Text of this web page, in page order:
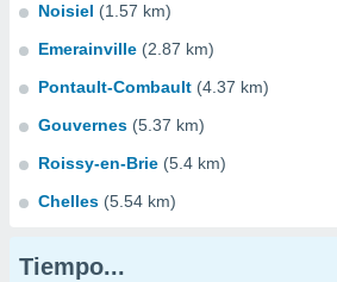
Noisiel (1.57 km)
Emerainville (2.87 km)
Pontault-Combault (4.37 km)
Gouvernes (5.37 km)
Roissy-en-Brie (5.4 km)
Chelles (5.54 km)
Tiempo...